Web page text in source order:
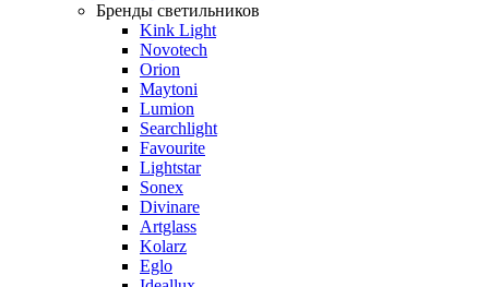
Бренды светильников
Kink Light
Novotech
Orion
Maytoni
Lumion
Searchlight
Favourite
Lightstar
Sonex
Divinare
Artglass
Kolarz
Eglo